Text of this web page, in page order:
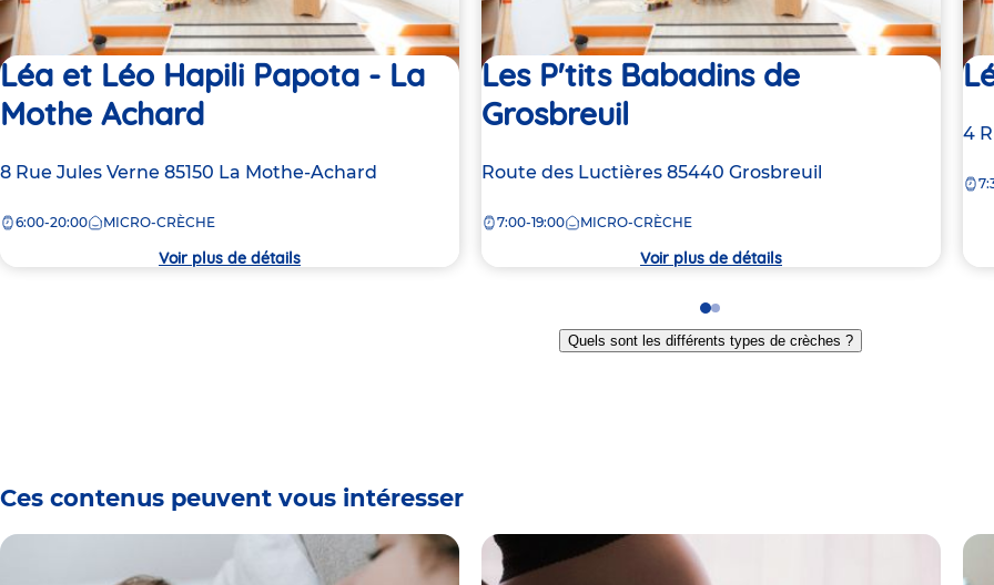
Léa et Léo Hapili Papota - La
Mothe Achard
Adresse
la
8 Rue Jules Verne 85150 La Mothe-Achard
6:00-20:00 MICRO-CRÈCHE
Voir plus de détails
Les P'tits Babadins de
Grosbreuil
Adresse
la
Route des Luctières 85440 Grosbreuil
7:00-19:00 MICRO-CRÈCHE
Voir plus de détails
la
4
Go
to
slide
Go
to
slide
Quels sont les différents types de crèches ?
Ces contenus peuvent vous intéresser